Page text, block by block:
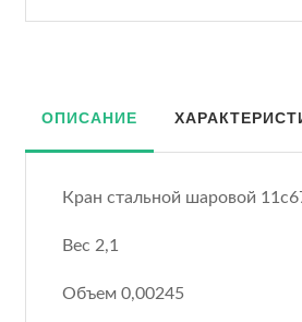
ОПИСАНИЕ
Кран стальной шаровой
Вес 2,1
Объем 0,00245